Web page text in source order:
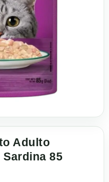
Adulto
85